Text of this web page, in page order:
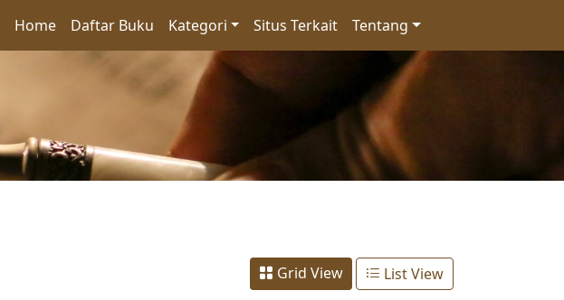
Home Daftar Buku Kategori Situs Terkait Tentang
Grid View List View